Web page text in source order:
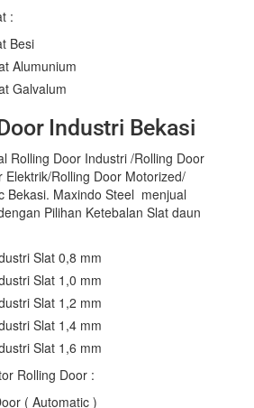
:
Besi
Alumunium
Galvalum
Industri Bekasi
Rolling Door Industri /Rolling Door
Elektrik/Rolling Door Motorized/
Bekasi. Maxindo Steel menjual
Pilihan Ketebalan Slat daun
Slat 0,8 mm
Slat 1,0 mm
Slat 1,2 mm
Slat 1,4 mm
Slat 1,6 mm
Rolling Door :
( Automatic )